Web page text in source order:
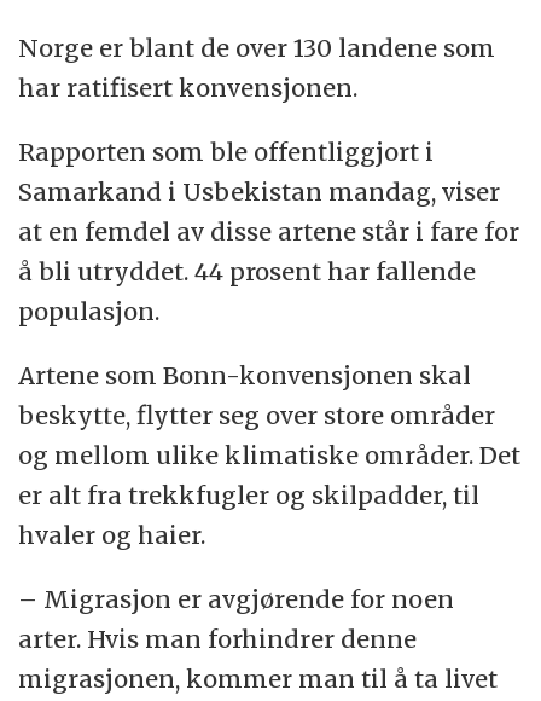
Norge er blant de over 130 landene som
har ratifisert konvensjonen.
Rapporten som ble offentliggjort i
Samarkand i Usbekistan mandag, viser
at en femdel av disse artene står i fare for
å bli utryddet. 44 prosent har fallende
populasjon.
Artene som Bonn-konvensjonen skal
beskytte, flytter seg over store områder
og mellom ulike klimatiske områder. Det
er alt fra trekkfugler og skilpadder, til
hvaler og haier.
– Migrasjon er avgjørende for noen
arter. Hvis man forhindrer denne
migrasjonen, kommer man til å ta livet